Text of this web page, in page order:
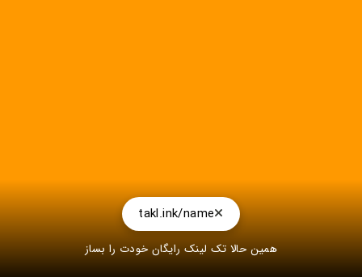
takl.ink/name
همین حالا تک لینک رایگان خودت را بساز